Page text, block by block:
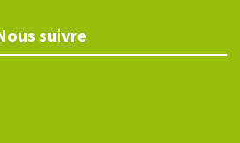
suivre